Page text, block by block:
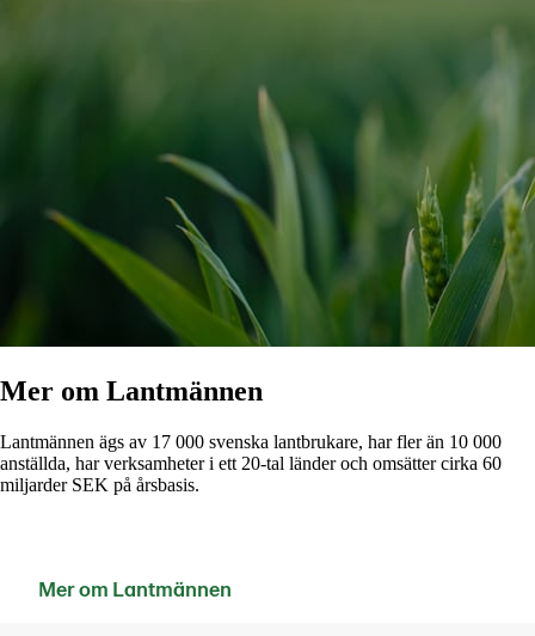
Mer om Lantmännen
Lantmännen ägs av 17 000 svenska lantbrukare, har fler än 10 000
anställda, har verksamheter i ett 20-tal länder och omsätter cirka 60
miljarder SEK på årsbasis.
Mer om Lantmännen